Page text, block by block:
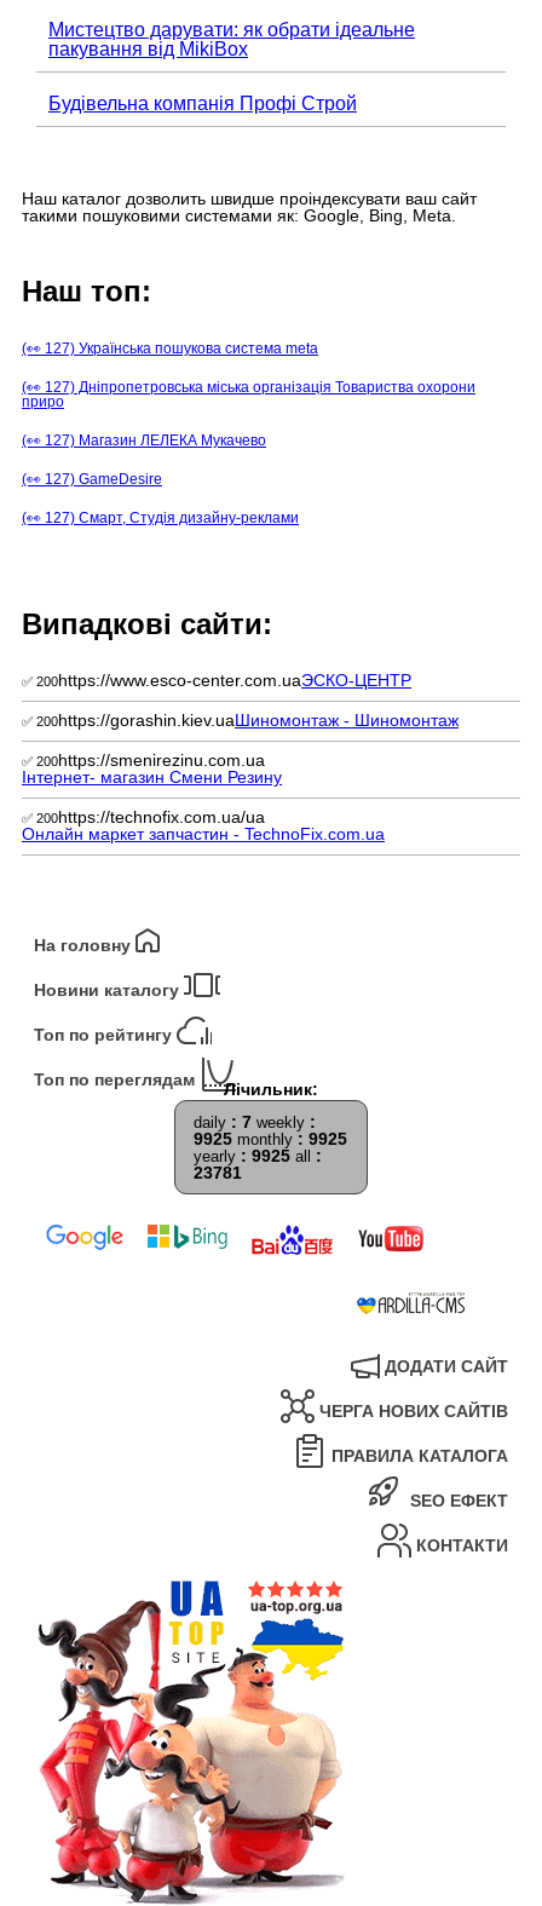
Мистецтво дарувати: як обрати ідеальне
пакування від MikiBox
Будівельна компанія Профі Строй
Наш каталог дозволить швидше проіндексувати ваш сайт
такими пошуковими системами як: Google, Bing, Meta.
Наш топ:
(👀 127) Українська пошукова система meta
(👀 127) Дніпропетровська міська організація Товариства охорони
приро
(👀 127) Магазин ЛЕЛЕКА Мукачево
(👀 127) GameDesire
(👀 127) Смарт, Студія дизайну-реклами
Випадкові сайти:
✅ 200https://www.esco-center.com.uaЭСКО-ЦЕНТР
✅ 200https://gorashin.kiev.uaШиномонтаж - Шиномонтаж
✅ 200https://smenirezinu.com.ua
Інтернет- магазин Смени Резину
✅ 200https://technofix.com.ua/ua
Онлайн маркет запчастин - TechnoFix.com.ua
На головну
Новини каталогу
Топ по рейтингу
Топ по переглядам
daily : 7 weekly :
9925 monthly : 9925
yearly : 9925 all
:
23781
ДОДАТИ САЙТ
ЧЕРГА НОВИХ САЙТІВ
ПРАВИЛА КАТАЛОГА
SEO ЕФЕКТ
КОНТАКТИ